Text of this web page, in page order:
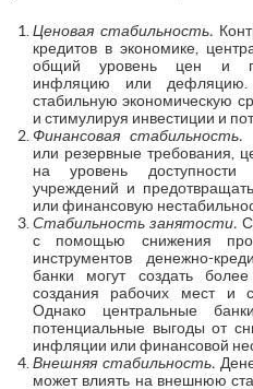
Ценовая стабильность.
кредитов в экономике,
общий уровень цен и
инфляцию или
стабильную экономическую
и стимулируя инвестиции и
Финансовая стабильность.
или резервные требования,
на уровень
учреждений и
или финансовую
Стабильность занятости.
с помощью снижения
инструментов денежно-
банки могут создать
создания рабочих мест и
Однако центральные
потенциальные выгоды от
инфляции или финансовой
Внешняя стабильность.
может влиять на внешнюю